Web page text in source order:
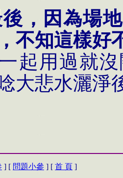
，因為場
不知這樣好
起用過就
大悲水灑淨
] [ 問題小參 ] [ 首 頁 ]